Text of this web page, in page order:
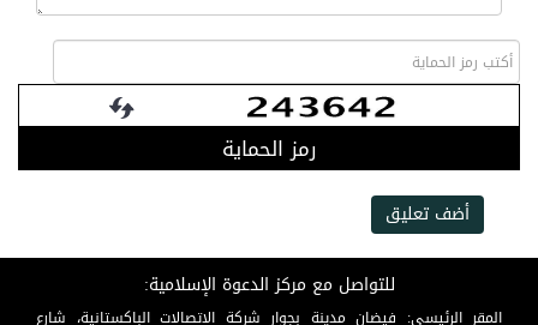
رمز الحماية
أضف تعليق
للتواصل مع مركز الدعوة الإسلامية:
المقر الرئيسي: فيضان مدينة بجوار شركة الاتصالات الباكستانية، شارع